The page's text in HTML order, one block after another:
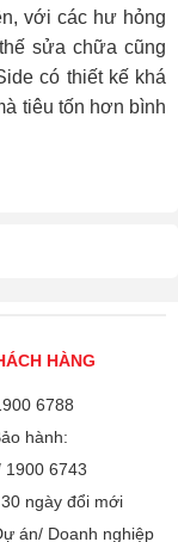
với các hư hỏng
sửa chữa cũng
có thiết kế khá
tiêu tốn hơn bình
HÀNG
6788
hành:
1900 6743
ngày đổi mới
án/ Doanh nghiệp